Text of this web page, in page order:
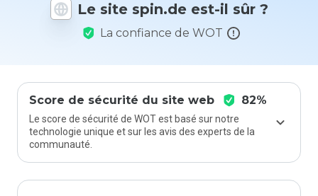
Le site spin.de est-il sûr ?
La confiance de WOT
Score de sécurité du site web 82%
Le score de sécurité de WOT est basé sur notre
technologie unique et sur les avis des experts de la
communauté.